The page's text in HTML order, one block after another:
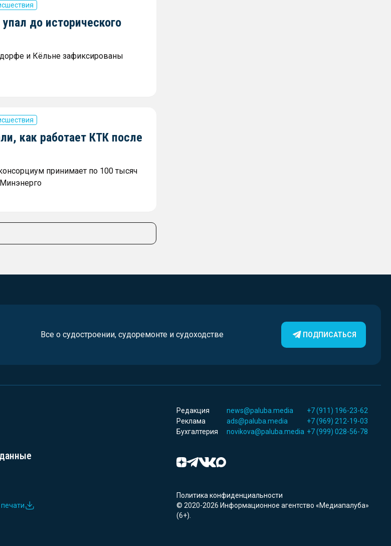
до исторического
и Кёльне зафиксированы
как работает КТК после
принимает по 100 тысяч
Все о судостроении, судоремонте и судоходстве ПОДПИСАТЬСЯ
Редакция news@paluba.media
+7 (911) 196-23-62
Реклама
ads@paluba.media
+7 (969) 212-19-03
Бухгалтерия
novikova@paluba.media +7 (999) 028-56-78
Политика конфиденциальности
© 2020-2026 Информационное агентство «Медиапалуба»
(6+).